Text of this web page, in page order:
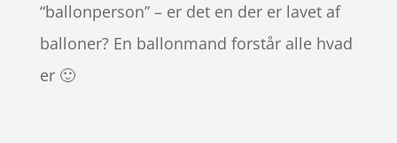
“ballonperson” – er det en der er lavet af
balloner? En ballonmand forstår alle hvad
er 🙂